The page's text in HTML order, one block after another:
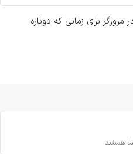
برای زمانی که دوباره